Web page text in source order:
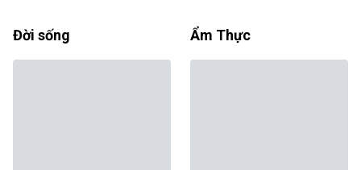
Đời sống Ẩm Thực